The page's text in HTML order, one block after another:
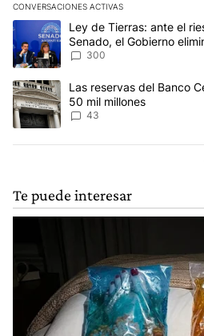
CONVERSACIONES ACTIVAS
Este listado muestra los artículos
Un artículo de tendencia con el
Ley de Tierras: ante el
Senado, el Gobierno
del proyecto
300
Un artículo de tendencia con el
Las reservas del Banco
50 mil millones
43